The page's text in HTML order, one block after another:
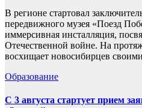
В регионе стартовал
передвижного музея «Поезд
иммерсивная инсталляция,
Отечественной войне. На
восхищает новосибирцев
Образование
С 3 августа стартует прием